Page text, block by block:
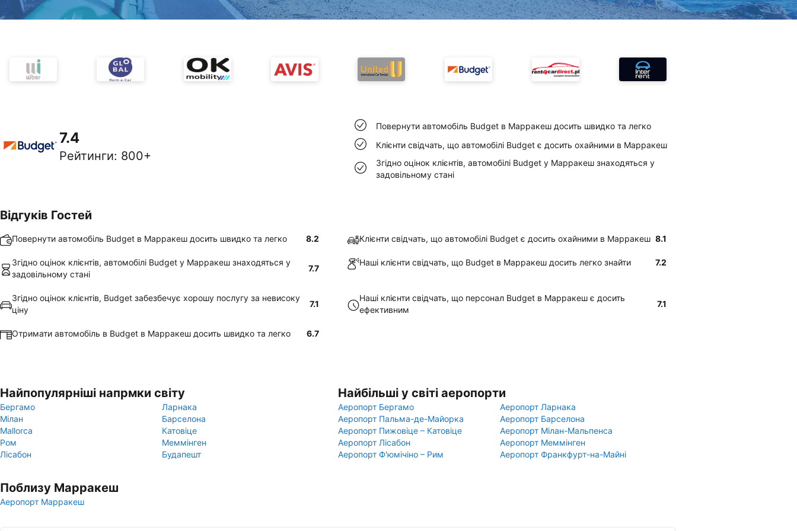
7.4
Рейтинги: 800+
Повернути автомобіль Budget в Марракеш досить швидко та легко
Клієнти свідчать, що автомобілі Budget є досить охайними в Марракеш
Згідно оцінок клієнтів, автомобілі Budget у Марракеш знаходяться у
задовільному стані
Відгуків Гостей
Повернути автомобіль Budget в Марракеш досить швидко та легко 8.2 Клієнти свідчать, що автомобілі Budget є досить охайними в Марракеш 8.1
Згідно оцінок клієнтів, автомобілі Budget у Марракеш знаходяться у
задовільному стані
7.7
Наші клієнти свідчать, що Budget в Марракеш досить легко знайти 7.2
Згідно оцінок клієнтів, Budget забезбечує хорошу послугу за невисоку
ціну
7.1
Наші клієнти свідчать, що персонал Budget в Марракеш є досить
ефективним
7.1
Отримати автомобіль в Budget в Марракеш досить швидко та легко 6.7
Найпопулярніші напрмки світу
Бергамо
Ларнака
Мілан
Барселона
Mallorca
Катовіце
Ром
Меммінген
Лісабон
Будапешт
Найбільші у світі аеропорти
Аеропорт Бергамо
Аеропорт Ларнака
Аеропорт Пальма-де-Майорка
Аеропорт Барселона
Аеропорт Пижовіце – Катовіце
Аеропорт Мілан-Мальпенса
Аеропорт Лісабон
Аеропорт Меммінген
Аеропорт Ф'юмічіно – Рим
Аеропорт Франкфурт-на-Майні
Поблизу Марракеш
Аеропорт Марракеш